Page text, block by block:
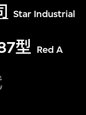
Star Industrial
型
Red A